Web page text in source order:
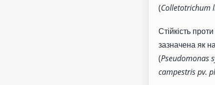
(Colletotrichum
Стійкість
зазначена як
(Pseudomonas
campestris pv.